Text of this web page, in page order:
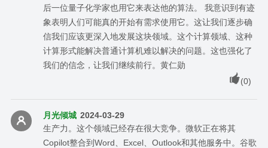
后一位量子化学家也用它来表达他的算法。 我意识到有迹
象表明人们可能真的开始有需求使用它。这让我们逐步确
信我们应该更深入地发展这块领域。这个计算领域、这种
计算形式能解决普通计算机难以解决的问题。这也强化了
我们的信念，让我们继续前行。黄仁勋
(0)
月光倾城 2024-03-29
生产力。这个领域已经存在很大竞争。微软正在将其
Copilot整合到Word、Excel、Outlook和其他服务中。谷歌